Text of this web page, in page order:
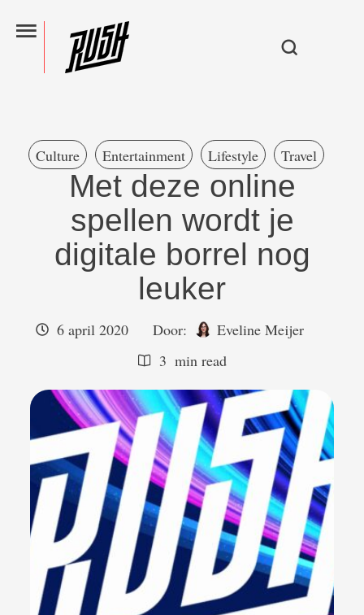
Culture Entertainment Lifestyle Travel
Met deze online
spellen wordt je
digitale borrel nog
leuker
6 april 2020 Door:
Eveline Meijer
3 min read